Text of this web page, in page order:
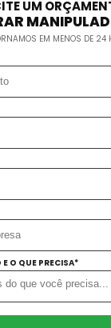
Preço
Industrial
Sp
Preço
Preço
Pack
UM
EM MENOS DE 24
E O QUE PRECISA*